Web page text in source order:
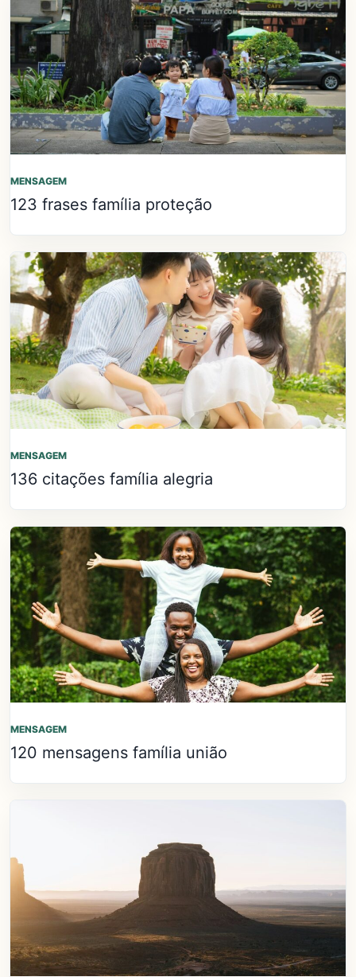
MENSAGEM
123 frases família proteção
MENSAGEM
136 citações família alegria
MENSAGEM
120 mensagens família união